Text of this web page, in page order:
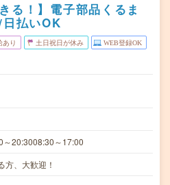
る！】電子部品くるま
払いOK
あり 土日祝日が休み WEB登録OK
20:3008:30～17:00
方、大歓迎！